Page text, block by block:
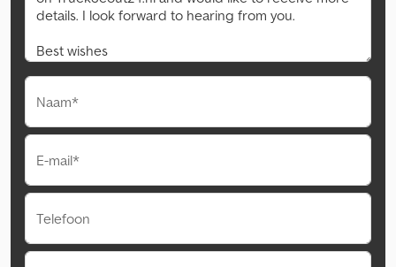
Naam*
E-mail*
Telefoon